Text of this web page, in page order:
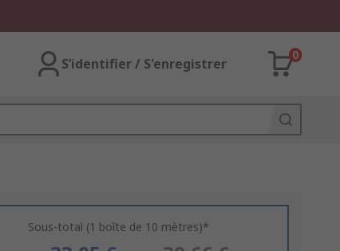
S’identifier / S'enregistrer
0
Sous-total (1 boîte de 10 mètres)*